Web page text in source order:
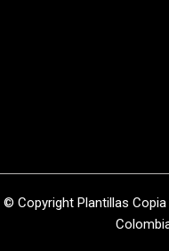
© Copyright Plantillas